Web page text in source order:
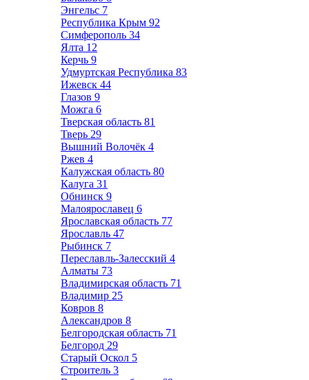
Энгельс 7
Республика Крым 92
Симферополь 34
Ялта 12
Керчь 9
Удмуртская Республика 83
Ижевск 44
Глазов 9
Можга 6
Тверская область 81
Тверь 29
Вышний Волочёк 4
Ржев 4
Калужская область 80
Калуга 31
Обнинск 9
Малоярославец 6
Ярославская область 77
Ярославль 47
Рыбинск 7
Переславль-Залесский 4
Алматы 73
Владимирская область 71
Владимир 25
Ковров 8
Александров 8
Белгородская область 71
Белгород 29
Старый Оскол 5
Строитель 3